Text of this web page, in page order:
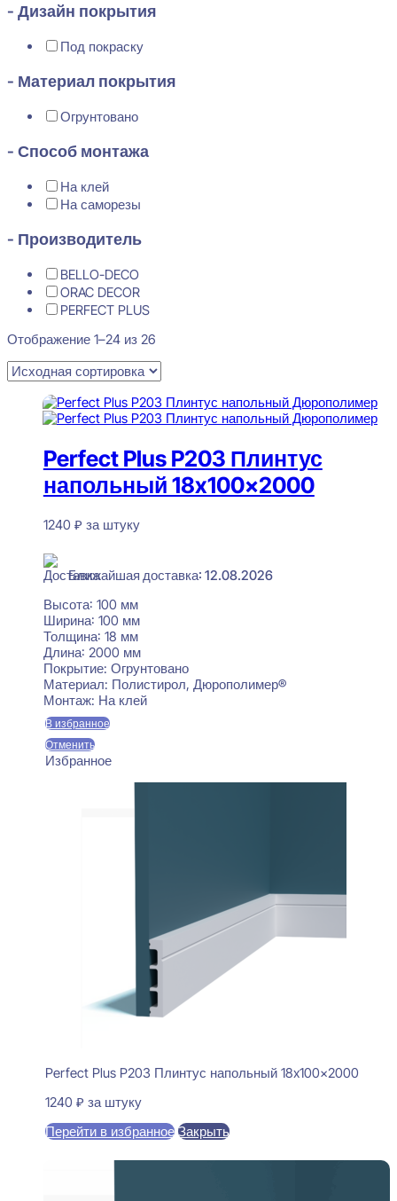
- Дизайн покрытия
Под покраску
- Материал покрытия
Огрунтовано
- Способ монтажа
На клей
На саморезы
- Производитель
BELLO-DECO
ORAC DECOR
PERFECT PLUS
Отображение 1–24 из 26
Perfect Plus P203 Плинтус
напольный 18x100x2000
1240 ₽ за штуку
Ближайшая доставка: 12.08.2026
Высота: 100 мм
Ширина: 100 мм
Толщина: 18 мм
Длина: 2000 мм
Покрытие: Огрунтовано
Материал: Полистирол, Дюрополимер®
Монтаж: На клей
В избранное
Отменить
Избранное
Perfect Plus P203 Плинтус напольный 18x100x2000
1240 ₽ за штуку
Перейти в избранное Закрыть